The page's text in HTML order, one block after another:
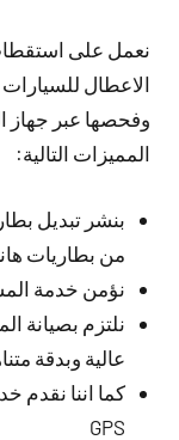
نعمل على
الاعطال
وفحصها عبر جهاز
المميزات التالية:
بنشر تبديل
من بطاريات
نؤمن خدمة
نلتزم بصيانة
عالية وبدقة
كما اننا نقدم
GPS